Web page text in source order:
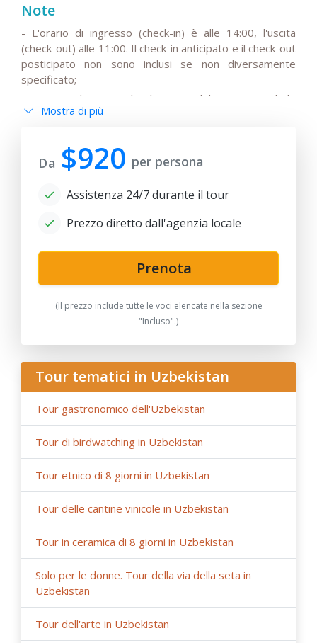
Note
- L'orario di ingresso (check-in) è alle 14:00, l'uscita
(check-out) alle 11:00. Il check-in anticipato e il check-out
posticipato non sono inclusi se non diversamente
specificato;
- Si prega di notare che il prezzo del tour non include
l'IVA stagionale del 15%, che potrebbe essere aggiunta
- Si prega di notare che gli autisti non parlano inglese o
hanno solo una conoscenza di base della lingua;
orari dei trasferimenti a seconda dell'orario di
discussi e concordati in anticipo;
- Si prega di notare che i viaggi in treno possono essere
sostituiti da trasferimenti in auto a seconda della
disponibilità dei biglietti e dell'orario dei treni;
- Dopo la data di pubblicazione, qualsiasi modifica agli
hotel, ai prezzi dei biglietti aerei/ferroviari, all'aumento
delle tasse e alle fluttuazioni del tasso di cambio può
influenzare il prezzo del tour;
- Anur Tour non è responsabile per circostanze di forza
maggiore (condizioni meteorologiche durante il viaggio,
lavori di riparazione o ricostruzione su tratti stradali,
restrizioni governative).
Mostra di più
Da $920 per persona
Assistenza 24/7 durante il tour
Prezzo diretto dall'agenzia locale
Prenota
(Il prezzo include tutte le voci elencate nella sezione
"Incluso".)
Tour tematici in Uzbekistan
Tour gastronomico dell'Uzbekistan
Tour di birdwatching in Uzbekistan
Tour etnico di 8 giorni in Uzbekistan
Tour delle cantine vinicole in Uzbekistan
Tour in ceramica di 8 giorni in Uzbekistan
Solo per le donne. Tour della via della seta in
Uzbekistan
Tour dell'arte in Uzbekistan